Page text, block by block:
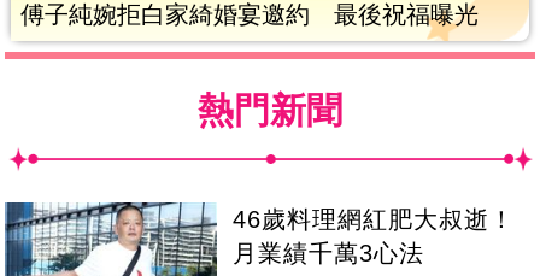
傅子純婉拒白家綺婚宴邀約 最後祝福曝光
熱門新聞
46歲料理網紅肥大叔逝！
月業績千萬3心法